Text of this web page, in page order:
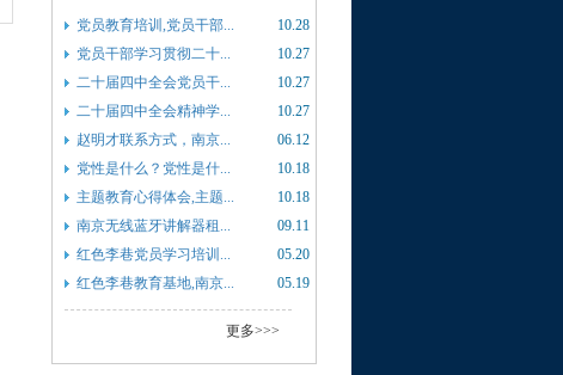
10.28
党员教育培训,党员干部...
10.27
党员干部学习贯彻二十...
10.27
二十届四中全会党员干...
10.27
二十届四中全会精神学...
06.12
赵明才联系方式，南京...
10.18
党性是什么？党性是什...
10.18
主题教育心得体会,主题...
09.11
南京无线蓝牙讲解器租...
05.20
红色李巷党员学习培训...
05.19
红色李巷教育基地,南京...
更多>>>